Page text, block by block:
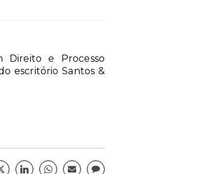
Direito e Processo
escritório Santos &